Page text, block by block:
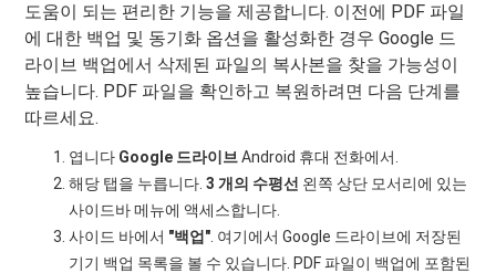
도움이 되는 편리한 기능을 제공합니다. 이전에 PDF 파일
에 대한 백업 및 동기화 옵션을 활성화한 경우 Google 드
라이브 백업에서 삭제된 파일의 복사본을 찾을 가능성이
높습니다. PDF 파일을 확인하고 복원하려면 다음 단계를
따르세요.
엽니다 Google 드라이브Android 휴대 전화에서.
해당 탭을 누릅니다. 3 개의 수평선 왼쪽 상단 모서리에 있는
사이드바 메뉴에 액세스합니다.
사이드 바에서 "백업" . 여기에서 Google 드라이브에 저장된
기기 백업 목록을 볼 수 있습니다. PDF 파일이 백업에 포함된